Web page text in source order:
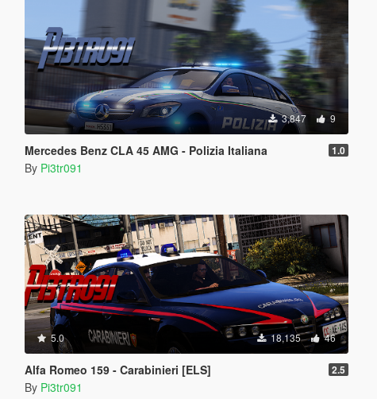
3,847 9
Mercedes Benz CLA 45 AMG - Polizia Italiana 1.0
By Pi3tr091
5.0 18,135 46
Alfa Romeo 159 - Carabinieri [ELS] 2.5
By Pi3tr091